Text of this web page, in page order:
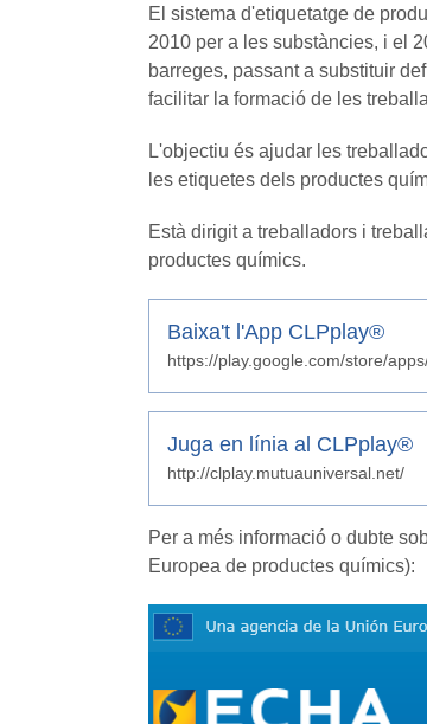
El sistema d'etiquetatge de
2010 per a les substàncies, i el
barreges, passant a substituir
facilitar la formació de les
L'objectiu és ajudar les
les etiquetes dels productes
Està dirigit a treballadors i
productes químics.
Baixa't l'App CLPplay®
https://play.google.com/store/
Juga en línia al CLPplay®
http://clplay.mutuauniversal.net/
Per a més informació o dubte
Europea de productes químics):